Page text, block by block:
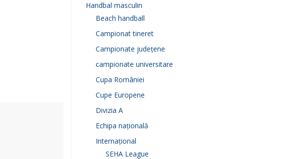
Handbal masculin
Beach handball
Campionat tineret
Campionate județene
campionate universitare
Cupa României
Cupe Europene
Divizia A
Echipa națională
Internațional
SEHA League